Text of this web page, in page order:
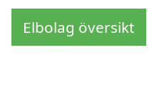
Elbolag översikt